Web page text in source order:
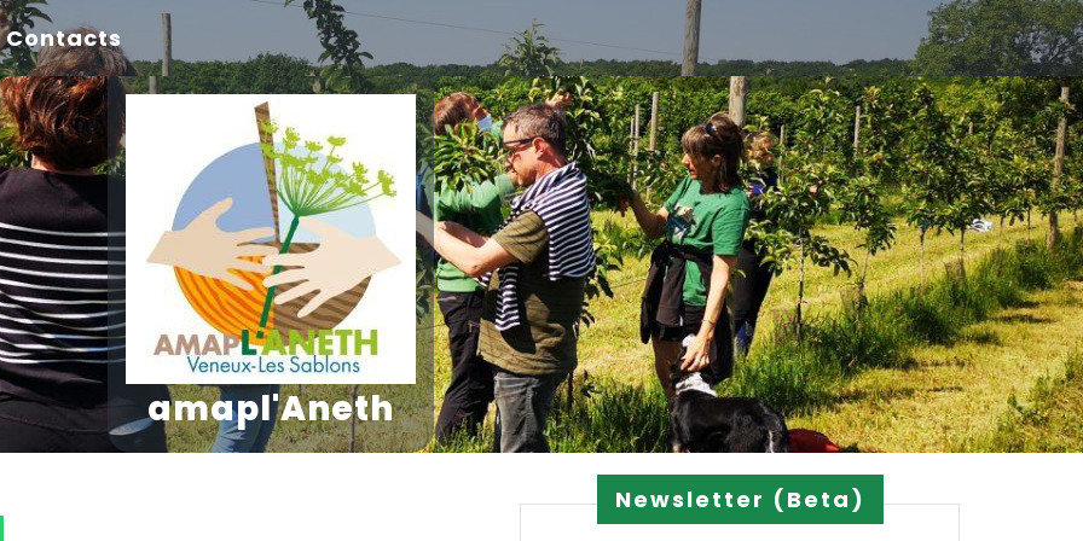
Contacts
amapl'Aneth
Newsletter (Beta)